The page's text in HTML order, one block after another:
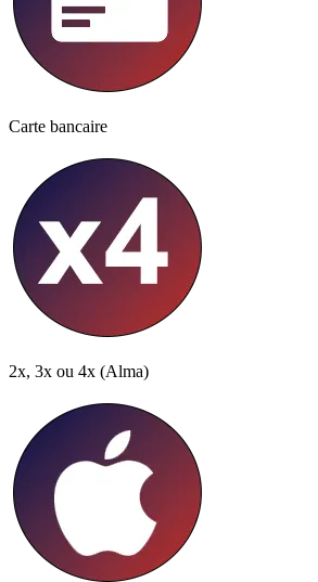
Carte bancaire
2x, 3x ou 4x (Alma)